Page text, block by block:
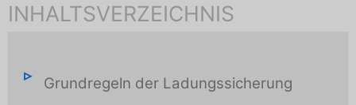
INHALTSVERZEICHNIS
Grundregeln der Ladungssicherung